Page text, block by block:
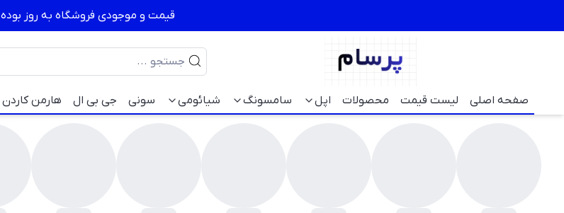
قیمت و موجودی فروشگاه به روز بوده
صفحه اصلی لیست قیمت محصولات اپل سامسونگ شیائومی سونی جی بی ال هارمن کاردن